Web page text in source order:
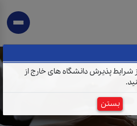
شرایط پذیرش دانشگاه های خارج از
بستن